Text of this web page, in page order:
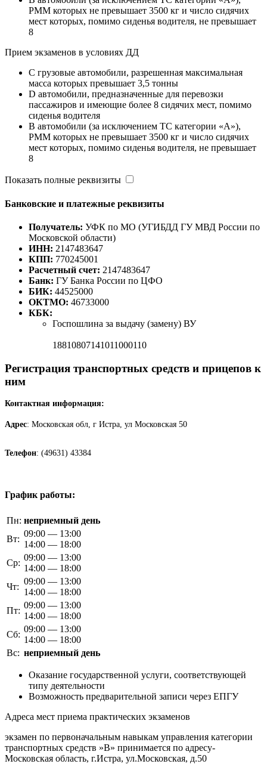
РММ которых не превышает 3500 кг и число сидячих
мест которых, помимо сиденья водителя, не превышает
8
Прием экзаменов в условиях ДД
C грузовые автомобили, разрешенная максимальная
масса которых превышает 3,5 тонны
D автомобили, предназначенные для перевозки
пассажиров и имеющие более 8 сидячих мест, помимо
сиденья водителя
B автомобили (за исключением ТС категории «A»),
РММ которых не превышает 3500 кг и число сидячих
мест которых, помимо сиденья водителя, не превышает
8
Показать полные реквизиты
Банковские и платежные реквизиты
Получатель: УФК по МО (УГИБДД ГУ МВД России по
Московской области)
ИНН: 2147483647
КПП: 770245001
Расчетный счет: 2147483647
Банк: ГУ Банка России по ЦФО
БИК: 44525000
ОКТМО: 46733000
КБК:
Госпошлина за выдачу (замену) ВУ
18810807141011000110
Регистрация транспортных средств и прицепов к
ним
Контактная информация:
Адрес: Московская обл, г Истра, ул Московская 50
Телефон: (49631) 43384
График работы:
Пн: неприемный день
Вт:
09:00 — 13:00
14:00 — 18:00
Ср:
09:00 — 13:00
14:00 — 18:00
Чт:
09:00 — 13:00
14:00 — 18:00
Пт:
09:00 — 13:00
14:00 — 18:00
Сб:
09:00 — 13:00
14:00 — 18:00
Вс: неприемный день
Оказание государственной услуги, соответствующей
типу деятельности
Возможность предварительной записи через ЕПГУ
Адреса мест приема практических экзаменов
экзамен по первоначальным навыкам управления категории
транспортных средств »В» принимается по адресу-
Московская область, г.Истра, ул.Московская, д.50